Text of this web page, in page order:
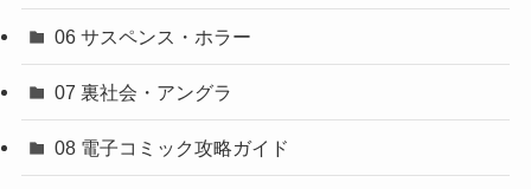
06 サスペンス・ホラー
07 裏社会・アングラ
08 電子コミック攻略ガイド